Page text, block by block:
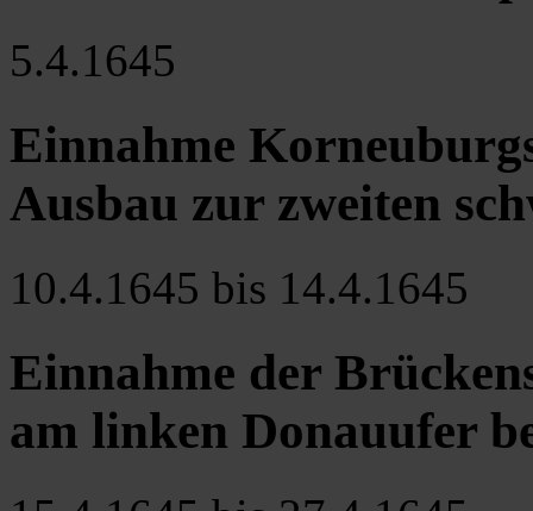
5.4.1645
Einnahme
Ausbau zur zweiten
10.4.1645 bis 14.4.1645
Einnahme der
am linken Donauufer